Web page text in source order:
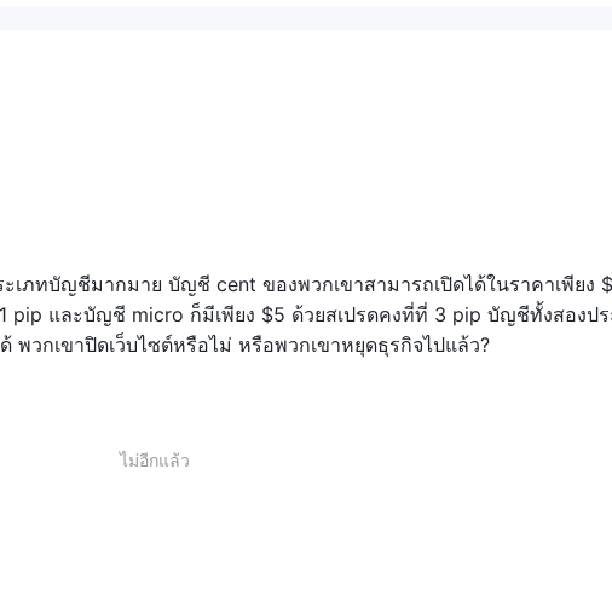
เภทบัญชีมากมาย บัญชี cent ของพวกเขาสามารถเปิดได้ในราคาเพียง
pip และบัญชี micro ก็มีเพียง $5 ด้วยสเปรดคงที่ที่ 3 pip บัญชีทั้งสองปร
พวกเขาปิดเว็บไซต์หรือไม่ หรือพวกเขาหยุดธุรกิจไปแล้ว?
ไม่อีกแล้ว